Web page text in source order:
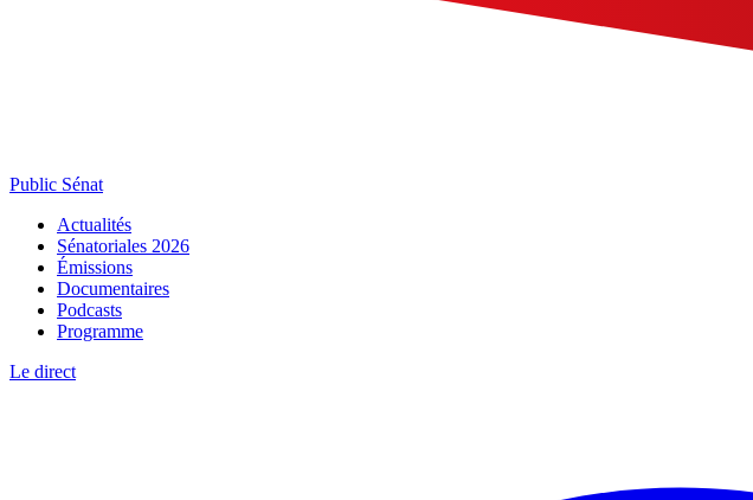
Public Sénat
Actualités
Sénatoriales 2026
Émissions
Documentaires
Podcasts
Programme
Le direct